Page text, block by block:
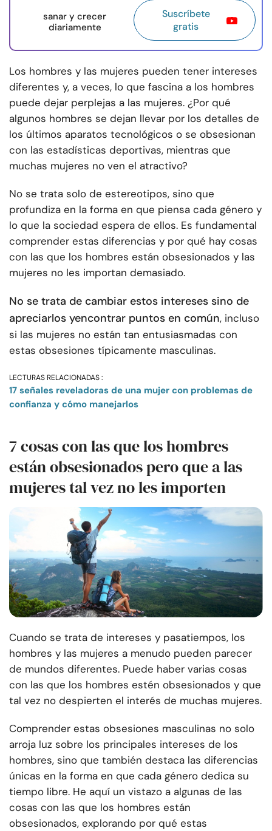
sanar y crecer
diariamente
Suscríbete
gratis
Los hombres y las mujeres pueden tener intereses
diferentes y, a veces, lo que fascina a los hombres
puede dejar perplejas a las mujeres. ¿Por qué
algunos hombres se dejan llevar por los detalles de
los últimos aparatos tecnológicos o se obsesionan
con las estadísticas deportivas, mientras que
muchas mujeres no ven el atractivo?
No se trata solo de estereotipos, sino que
profundiza en la forma en que piensa cada género y
lo que la sociedad espera de ellos. Es fundamental
comprender estas diferencias y por qué hay cosas
con las que los hombres están obsesionados y las
mujeres no les importan demasiado.
No se trata de cambiar estos intereses sino de
apreciarlos yencontrar puntos en común, incluso
si las mujeres no están tan entusiasmadas con
estas obsesiones típicamente masculinas.
LECTURAS RELACIONADAS :
17 señales reveladoras de una mujer con problemas de
confianza y cómo manejarlos
7 cosas con las que los hombres
están obsesionados pero que a las
mujeres tal vez no les importen
Cuando se trata de intereses y pasatiempos, los
hombres y las mujeres a menudo pueden parecer
de mundos diferentes. Puede haber varias cosas
con las que los hombres estén obsesionados y que
tal vez no despierten el interés de muchas mujeres.
Comprender estas obsesiones masculinas no solo
arroja luz sobre los principales intereses de los
hombres, sino que también destaca las diferencias
únicas en la forma en que cada género dedica su
tiempo libre. He aquí un vistazo a algunas de las
cosas con las que los hombres están
obsesionados, explorando por qué estas